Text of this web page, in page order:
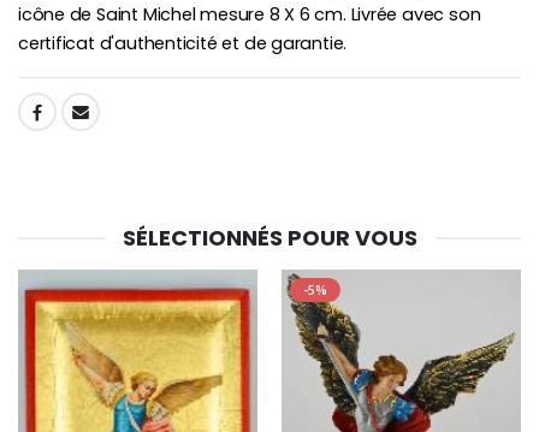
icône de Saint Michel mesure 8 X 6 cm. Livrée avec son
certificat d'authenticité et de garantie.
SHARE:
SÉLECTIONNÉS POUR VOUS
-5%